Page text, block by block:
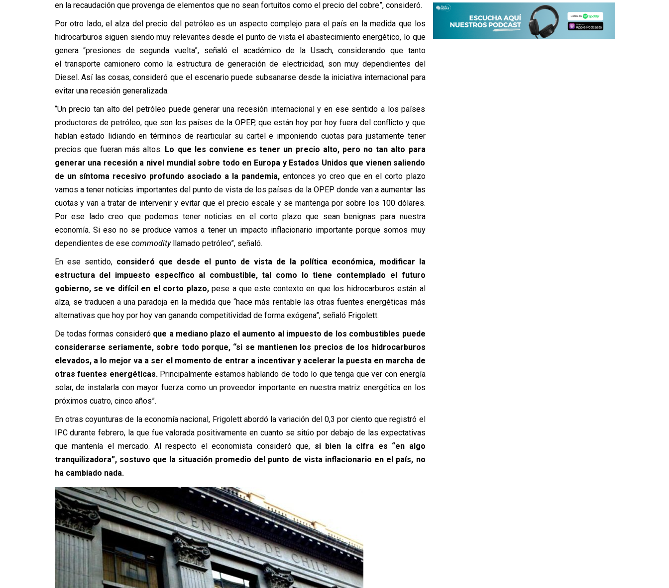
en la recaudación que provenga de elementos que no sean fortuitos como el precio del cobre”, consideró.
Por otro lado, el alza del precio del petróleo es un aspecto complejo para el país en la medida que los
hidrocarburos siguen siendo muy relevantes desde el punto de vista el abastecimiento energético, lo que
genera “presiones de segunda vuelta”, señaló el académico de la Usach, considerando que tanto
el transporte camionero como la estructura de generación de electricidad, son muy dependientes del
Diesel. Así las cosas, consideró que el escenario puede subsanarse desde la iniciativa internacional para
evitar una recesión generalizada.
“Un precio tan alto del petróleo puede generar una recesión internacional y en ese sentido a los países
productores de petróleo, que son los países de la OPEP, que están hoy por hoy fuera del conflicto y que
habían estado lidiando en términos de rearticular su cartel e imponiendo cuotas para justamente tener
precios que fueran más altos. Lo que les conviene es tener un precio alto, pero no tan alto para
generar una recesión a nivel mundial sobre todo en Europa y Estados Unidos que vienen saliendo
de un síntoma recesivo profundo asociado a la pandemia, entonces yo creo que en el corto plazo
vamos a tener noticias importantes del punto de vista de los países de la OPEP donde van a aumentar las
cuotas y van a tratar de intervenir y evitar que el precio escale y se mantenga por sobre los 100 dólares.
Por ese lado creo que podemos tener noticias en el corto plazo que sean benignas para nuestra
economía. Si eso no se produce vamos a tener un impacto inflacionario importante porque somos muy
dependientes de ese commodityllamado petróleo”, señaló.
En ese sentido,consideró que desde el punto de vista de la política económica, modificar la
estructura del impuesto específico al combustible, tal como lo tiene contemplado el futuro
gobierno, se ve difícil en el corto plazo,pese a que este contexto en que los hidrocarburos están al
alza, se traducen a una paradoja en la medida que “hace más rentable las otras fuentes energéticas más
alternativas que hoy por hoy van ganando competitividad de forma exógena”, señaló Frigolett.
De todas formas consideróque a mediano plazo el aumento al impuesto de los combustibles puede
considerarse seriamente, sobre todo porque, “si se mantienen los precios de los hidrocarburos
elevados, a lo mejor va a ser el momento de entrar a incentivar y acelerar la puesta en marcha de
otras fuentes energéticas.Principalmente estamos hablando de todo lo que tenga que ver con energía
solar, de instalarla con mayor fuerza como un proveedor importante en nuestra matriz energética en los
próximos cuatro, cinco años”.
En otras coyunturas de la economía nacional, Frigolett abordó la variación del 0,3 por ciento que registró el
IPC durante febrero, la que fue valorada positivamente en cuanto se sitúo por debajo de las expectativas
que mantenía el mercado. Al respecto el economista consideró que, si bien la cifra es “en algo
tranquilizadora”, sostuvo que la situación promedio del punto de vista inflacionario en el país, no
ha cambiado nada.